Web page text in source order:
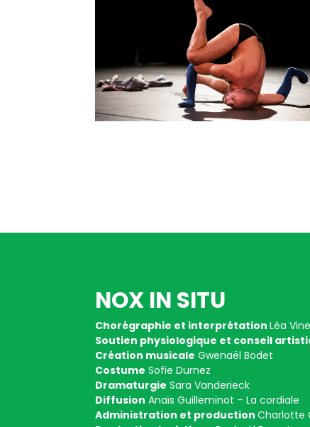
NOX IN SITU
Chorégraphie et interprétationLéa
Soutien physiologique et conseil
Création musicale Gwenaël Bodet
Costume Sofie Durnez
Dramaturgie Sara Vanderieck
Diffusion Anaïs Guilleminot – La cordiale
Administration et productionCharlotte